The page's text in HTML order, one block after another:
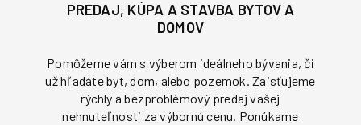
PREDAJ, KÚPA A STAVBA BYTOV A
DOMOV
Pomôžeme vám s výberom ideálneho bývania, či
už hľadáte byt, dom, alebo pozemok. Zaisťujeme
rýchly a bezproblémový predaj vašej
nehnuteľnosti za výbornú cenu. Ponúkame